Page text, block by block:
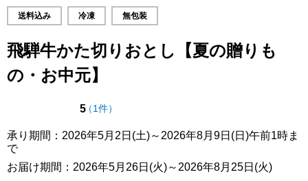
送料込み 冷凍 無包装
飛騨牛かた切りおとし【夏の贈りも
の・お中元】
5点（5点満点中）
（1件の評価
）
承り期間：2026年5月2日(土)～2026年8月9日(日)午前1時ま
で
お届け期間：2026年5月26日(火)～2026年8月25日(火)